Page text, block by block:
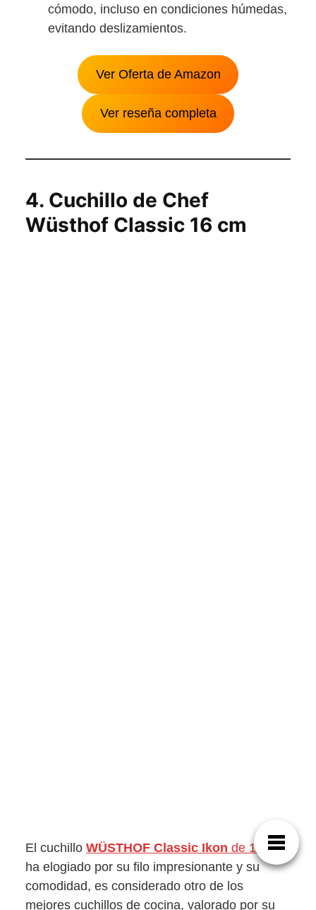
cómodo, incluso en condiciones húmedas,
evitando deslizamientos.
Ver Oferta de Amazon
Ver reseña completa
4. Cuchillo de Chef
Wüsthof Classic 16 cm
El cuchillo WÜSTHOF Classic Ikon de 16 cm
ha elogiado por su filo impresionante y su
comodidad, es considerado otro de los
mejores cuchillos de cocina, valorado por su